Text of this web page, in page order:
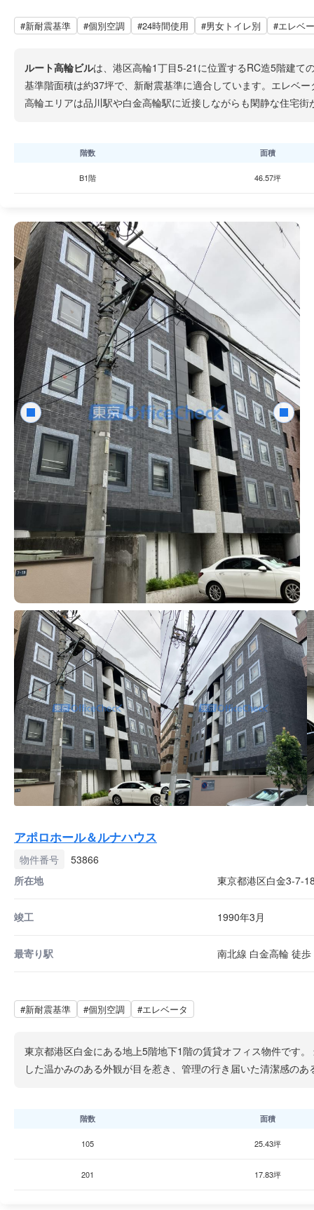
#新耐震基準 #個別空調 #24時間使用 #男女トイレ別 #エレベ
ルート高輪ビルは、港区高輪1丁目5-21に位置するRC造5階建て
基準階面積は約37坪で、新耐震基準に適合しています。エレベ
高輪エリアは品川駅や白金高輪駅に近接しながらも閑静な住宅
階数 面積
B1階 46.57坪
アポロホール＆ルナハウス
物件番号
53866
所在地
東京都港区白金3-7-
竣工 1990年3月
最寄り駅 南北線 白金高輪 徒歩
#新耐震基準 #個別空調 #エレベータ
東京都港区白金にある地上5階地下1階の賃貸オフィス物件です
した温かみのある外観が目を惹き、管理の行き届いた清潔感の
階数 面積
105 25.43坪
201 17.83坪